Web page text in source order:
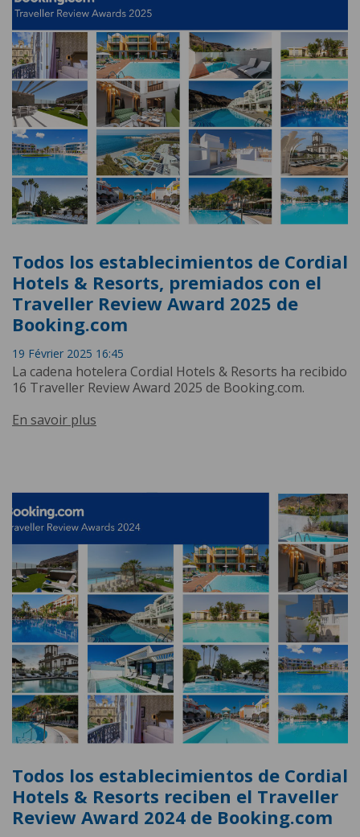
Todos los establecimientos de Cordial
Hotels & Resorts, premiados con el
Traveller Review Award 2025 de
Booking.com
19 Février 2025 16:45
La cadena hotelera Cordial Hotels & Resorts ha recibido
16 Traveller Review Award 2025 de Booking.com.
En savoir plus
Todos los establecimientos de Cordial
Hotels & Resorts reciben el Traveller
Review Award 2024 de Booking.com